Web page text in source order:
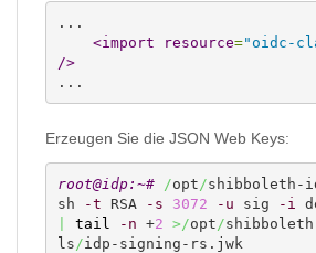
...
<import
resource="oidc-
/>
...
Erzeugen Sie die JSON Web Keys:
root@idp:~# /opt /shibboleth-
sh
-t RSA -s 3072 -u sig -i
tail -n +2 >/opt /
ls /